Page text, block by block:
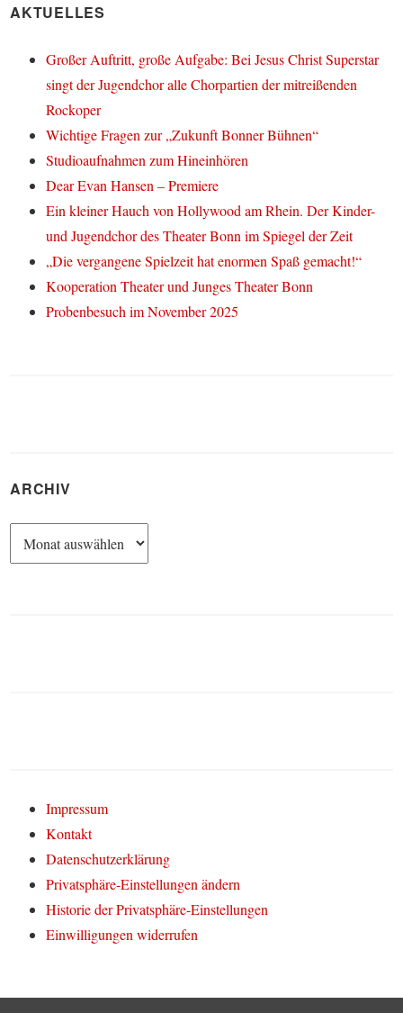
AKTUELLES
Großer Auftritt, große Aufgabe: Bei Jesus Christ Superstar
singt der Jugendchor alle Chorpartien der mitreißenden
Rockoper
Wichtige Fragen zur „Zukunft Bonner Bühnen“
Studioaufnahmen zum Hineinhören
Dear Evan Hansen – Premiere
Ein kleiner Hauch von Hollywood am Rhein. Der Kinder-
und Jugendchor des Theater Bonn im Spiegel der Zeit
„Die vergangene Spielzeit hat enormen Spaß gemacht!“
Kooperation Theater und Junges Theater Bonn
Probenbesuch im November 2025
ARCHIV
Archiv
Impressum
Kontakt
Datenschutzerklärung
Privatsphäre-Einstellungen ändern
Historie der Privatsphäre-Einstellungen
Einwilligungen widerrufen